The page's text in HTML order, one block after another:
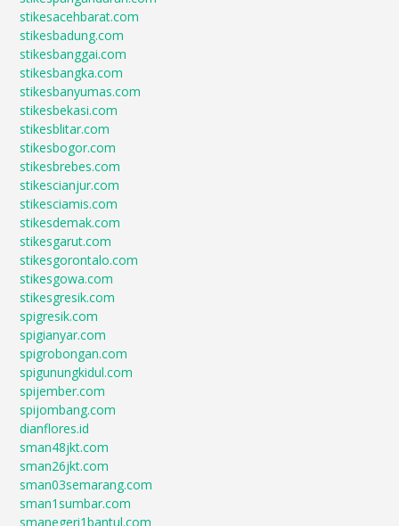
stikesacehbarat.com
stikesbadung.com
stikesbanggai.com
stikesbangka.com
stikesbanyumas.com
stikesbekasi.com
stikesblitar.com
stikesbogor.com
stikesbrebes.com
stikescianjur.com
stikesciamis.com
stikesdemak.com
stikesgarut.com
stikesgorontalo.com
stikesgowa.com
stikesgresik.com
spigresik.com
spigianyar.com
spigrobongan.com
spigunungkidul.com
spijember.com
spijombang.com
dianflores.id
sman48jkt.com
sman26jkt.com
sman03semarang.com
sman1sumbar.com
smanegeri1bantul.com